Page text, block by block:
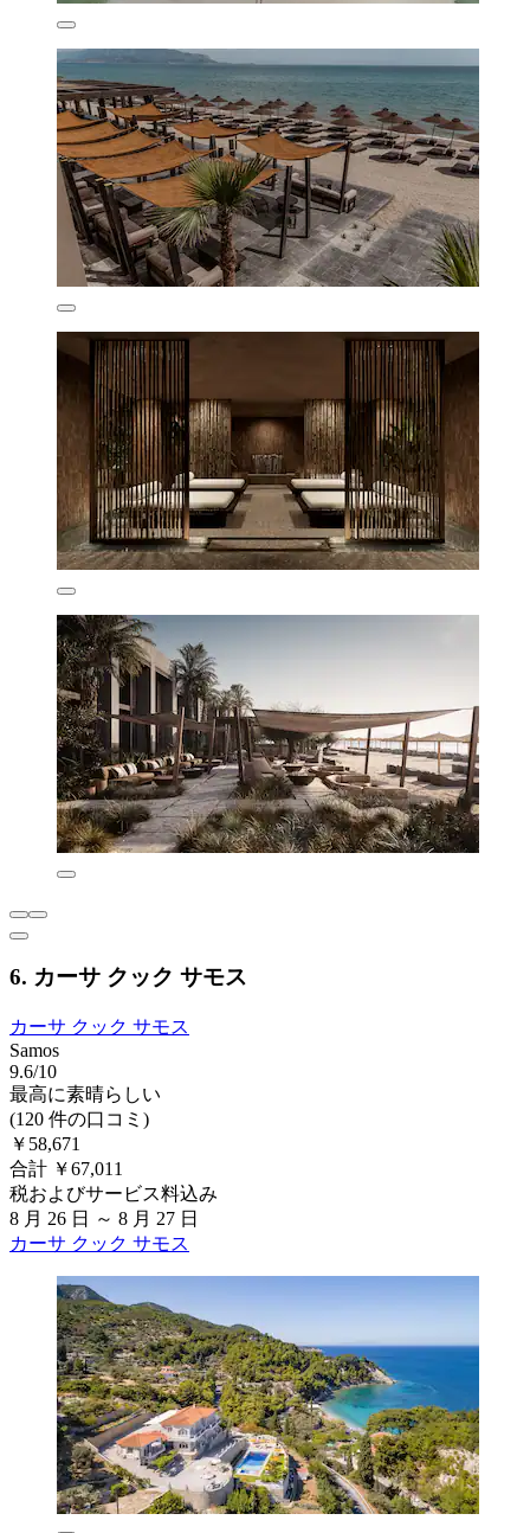
6. カーサ クック サモス
カーサ クック サモス
Samos
9.6/10
最高に素晴らしい
(120 件の口コミ)
￥58,671
合計 ￥67,011
税およびサービス料込み
8 月 26 日 ～ 8 月 27 日
カーサ クック サモス